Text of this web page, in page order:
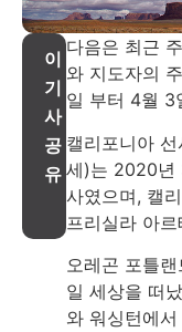
이
기
사
공
유
다음은 최근
와 지도자의
일 부터 4월 3
캘리포니아
세)는 2020년
사였으며, 캘
프리실라 아
오레곤 포틀
일 세상을 떠
와 워싱턴에